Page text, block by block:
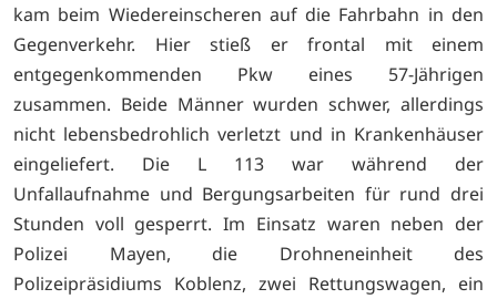
kam beim Wiedereinscheren auf die Fahrbahn in den
Gegenverkehr. Hier stieß er frontal mit einem
entgegenkommenden Pkw eines 57-Jährigen
zusammen. Beide Männer wurden schwer, allerdings
nicht lebensbedrohlich verletzt und in Krankenhäuser
eingeliefert. Die L 113 war während der
Unfallaufnahme und Bergungsarbeiten für rund drei
Stunden voll gesperrt. Im Einsatz waren neben der
Polizei Mayen, die Drohneneinheit des
Polizeipräsidiums Koblenz, zwei Rettungswagen, ein